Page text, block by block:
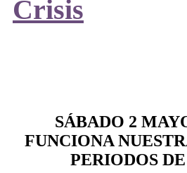
Crisis
SÁBADO 2
FUNCIONA
PERIODOS